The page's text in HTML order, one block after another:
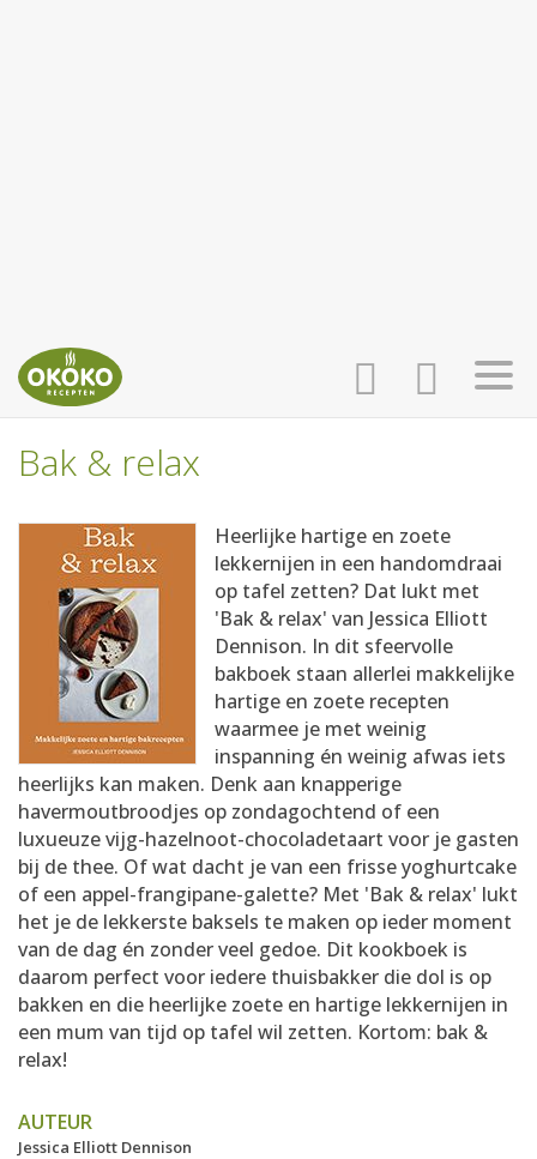
AANMELDEN
RECEPTEN
WEEKMENU'S
KOOKBOEKEN
Bak & relax
Heerlijke hartige en zoete
lekkernijen in een handomdraai
op tafel zetten? Dat lukt met
'Bak & relax' van Jessica Elliott
Dennison. In dit sfeervolle
bakboek staan allerlei makkelijke
hartige en zoete recepten
waarmee je met weinig
inspanning én weinig afwas iets
heerlijks kan maken. Denk aan knapperige
havermoutbroodjes op zondagochtend of een
luxueuze vijg-hazelnoot-chocoladetaart voor je gasten
bij de thee. Of wat dacht je van een frisse yoghurtcake
of een appel-frangipane-galette? Met 'Bak & relax' lukt
het je de lekkerste baksels te maken op ieder moment
van de dag én zonder veel gedoe. Dit kookboek is
daarom perfect voor iedere thuisbakker die dol is op
bakken en die heerlijke zoete en hartige lekkernijen in
een mum van tijd op tafel wil zetten. Kortom: bak &
relax!
AUTEUR
Jessica Elliott Dennison